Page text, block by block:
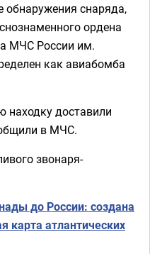
обнаружения снаряда,
ордена
МЧС России им.
как авиабомба
находку доставили
в МЧС.
звонаря-
до России: создана
карта атлантических